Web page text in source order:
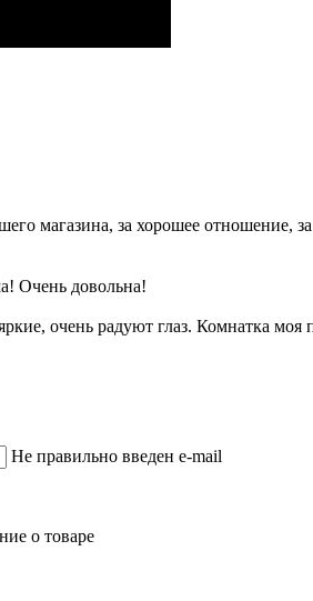
магазина, за хорошее
Очень довольна!
очень радуют глаз. Комнатка
Не правильно введен e-mail
о товаре